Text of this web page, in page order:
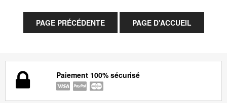
Paiement 100% sécurisé